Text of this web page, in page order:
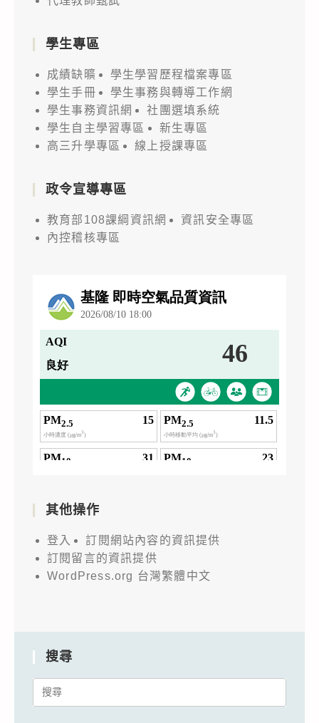
學生專區
成績缺曠
學生學習歷程檔案專區
學生手冊
學生事務與轉導工作網
學生事務資訊網
社團選填系統
學生自主學習專區
新生專區
高三升學專區
線上授課專區
政令宣導專區
教育部108課綱資訊網
資訊安全專區
內控稽核專區
其他操作
登入
訂閱網站內容的資訊提供
訂閱留言的資訊提供
WordPress.org 台灣繁體中文
搜尋
Search